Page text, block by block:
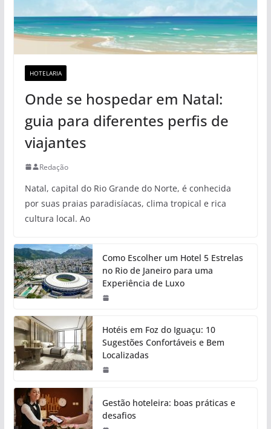
HOTELARIA
Onde se hospedar em Natal:
guia para diferentes perfis de
viajantes
Redação
Natal, capital do Rio Grande do Norte, é conhecida
por suas praias paradisíacas, clima tropical e rica
cultura local. Ao
Como Escolher um Hotel 5 Estrelas
no Rio de Janeiro para uma
Experiência de Luxo
Hotéis em Foz do Iguaçu: 10
Sugestões Confortáveis e Bem
Localizadas
Gestão hoteleira: boas práticas e
desafios